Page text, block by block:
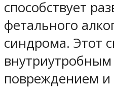
способствует
фетального
синдрома. Этот
повреждением и